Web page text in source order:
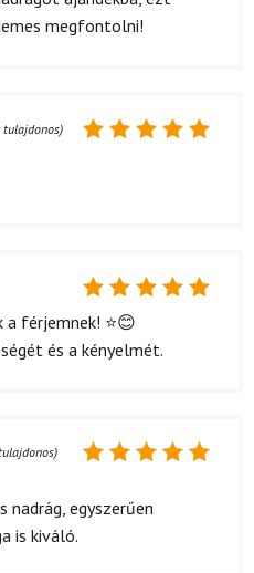
megfontolni!
Értékelés:
/ 5
a férjemnek! ⭐️😊
és a kényelmét.
5/ 5
nadrág, egyszerűen
is kiváló.